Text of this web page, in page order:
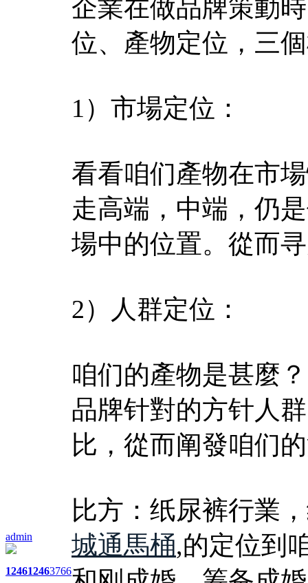
admin
124612463766
企業在做品牌策動
位、產物定位，三
1）市場定位：
看看咱们產物在市
走高端，中端，仍
場中的位置。從而
2）人群定位：
咱们的產物是甚麼
品牌针對的方针人
比，從而阐發咱们
比方：纸尿裤行業
城通馬桶,的定位到